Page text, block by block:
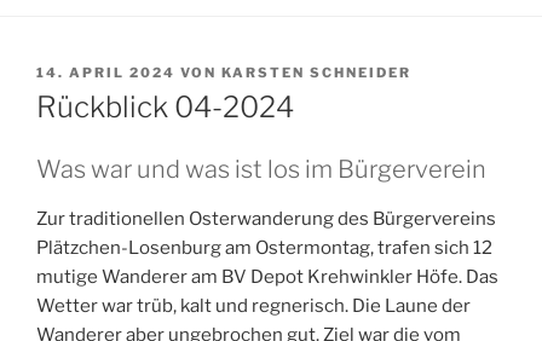
VERÖFFENTLICHT
AM
14. APRIL 2024 VON KARSTEN SCHNEIDER
Rückblick 04-2024
Was war und was ist los im Bürgerverein
Zur traditionellen Osterwanderung des Bürgervereins
Plätzchen-Losenburg am Ostermontag, trafen sich 12
mutige Wanderer am BV Depot Krehwinkler Höfe. Das
Wetter war trüb, kalt und regnerisch. Die Laune der
Wanderer aber ungebrochen gut. Ziel war die vom